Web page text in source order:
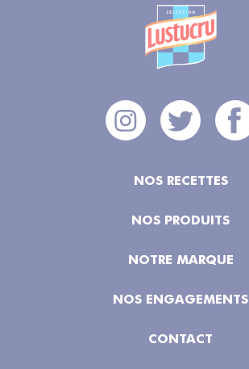
NOS RECETTES
NOS PRODUITS
NOTRE MARQUE
NOS ENGAGEMENTS
CONTACT